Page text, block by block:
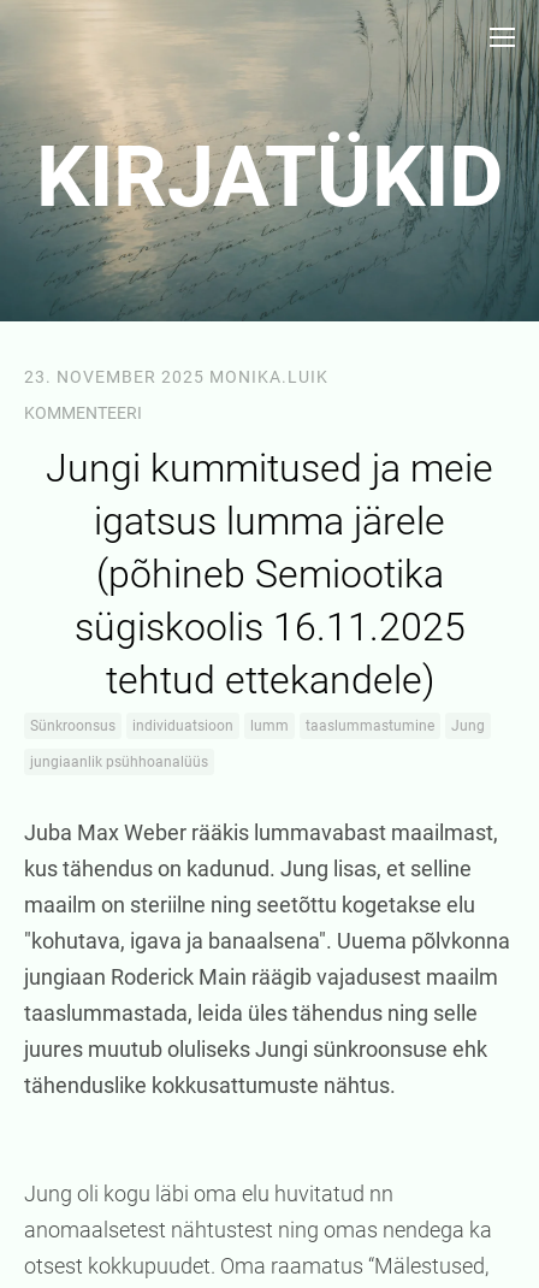
KIRJATÜKID
23. NOVEMBER 2025 MONIKA.LUIK
KOMMENTEERI
Jungi kummitused ja meie
igatsus lumma järele
(põhineb Semiootika
sügiskoolis 16.11.2025
tehtud ettekandele)
Sünkroonsus individuatsioon lumm taaslummastumine Jung
jungiaanlik psühhoanalüüs
Juba Max Weber rääkis lummavabast maailmast,
kus tähendus on kadunud. Jung lisas, et selline
maailm on steriilne ning seetõttu kogetakse elu
"kohutava, igava ja banaalsena". Uuema põlvkonna
jungiaan Roderick Main räägib vajadusest maailm
taaslummastada, leida üles tähendus ning selle
juures muutub oluliseks Jungi sünkroonsuse ehk
tähenduslike kokkusattumuste nähtus.
Jung oli kogu läbi oma elu huvitatud nn
anomaalsetest nähtustest ning omas nendega ka
otsest kokkupuudet. Oma raamatus “Mälestused,